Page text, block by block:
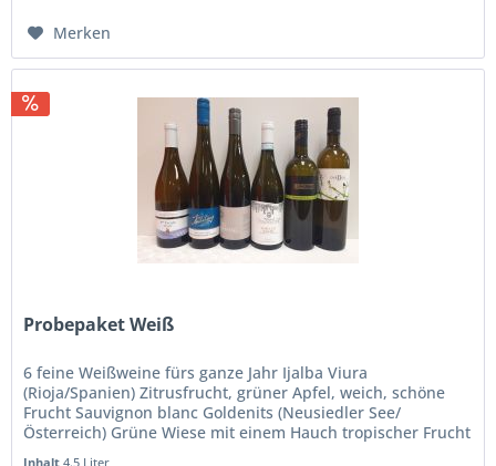
Merken
Probepaket Weiß
6 feine Weißweine fürs ganze Jahr Ijalba Viura
(Rioja/Spanien) Zitrusfrucht, grüner Apfel, weich, schöne
Frucht Sauvignon blanc Goldenits (Neusiedler See/
Österreich) Grüne Wiese mit einem Hauch tropischer Frucht
- sehr fein Grüner...
Inhalt4.5 Liter